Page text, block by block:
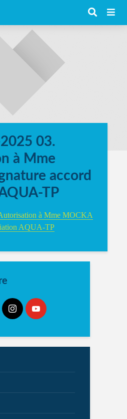
03.
à Mme
accord
TP
à Mme MOCKA
AQUA-TP